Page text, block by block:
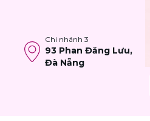
Chi nhánh3
93 Phan Đăng Lưu,
Đà Nẵng